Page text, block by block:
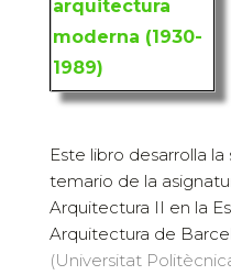
Este libro desarrolla
temario de la
Arquitectura II en la
Arquitectura de
(Universitat